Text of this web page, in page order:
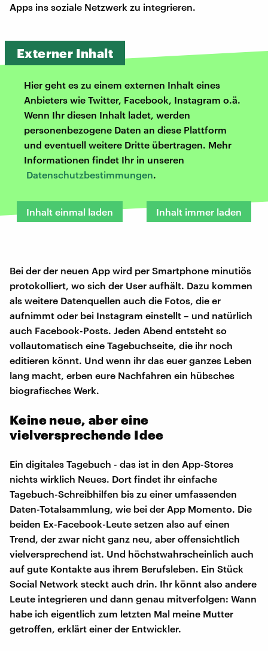
Apps ins soziale Netzwerk zu integrieren.
Externer Inhalt
Hier geht es zu einem externen Inhalt eines
Anbieters wie Twitter, Facebook, Instagram o.ä.
Wenn Ihr diesen Inhalt ladet, werden
personenbezogene Daten an diese Plattform
und eventuell weitere Dritte übertragen. Mehr
Informationen findet Ihr in unseren
Datenschutzbestimmungen.
Inhalt einmal laden Inhalt immer laden
Bei der der neuen App wird per Smartphone minutiös
protokolliert, wo sich der User aufhält. Dazu kommen
als weitere Datenquellen auch die Fotos, die er
aufnimmt oder bei Instagram einstellt – und natürlich
auch Facebook-Posts. Jeden Abend entsteht so
vollautomatisch eine Tagebuchseite, die ihr noch
editieren könnt. Und wenn ihr das euer ganzes Leben
lang macht, erben eure Nachfahren ein hübsches
biografisches Werk.
Keine neue, aber eine
vielversprechende Idee
Ein digitales Tagebuch - das ist in den App-Stores
nichts wirklich Neues. Dort findet ihr einfache
Tagebuch-Schreibhilfen bis zu einer umfassenden
Daten-Totalsammlung, wie bei der App Momento. Die
beiden Ex-Facebook-Leute setzen also auf einen
Trend, der zwar nicht ganz neu, aber offensichtlich
vielversprechend ist. Und höchstwahrscheinlich auch
auf gute Kontakte aus ihrem Berufsleben. Ein Stück
Social Network steckt auch drin. Ihr könnt also andere
Leute integrieren und dann genau mitverfolgen: Wann
habe ich eigentlich zum letzten Mal meine Mutter
getroffen, erklärt einer der Entwickler.